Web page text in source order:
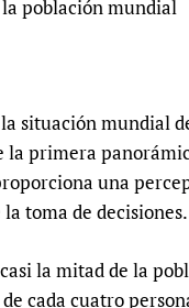
población mundial
situación mundial
la primera
una
toma de decisiones.
la mitad de la
cada cuatro